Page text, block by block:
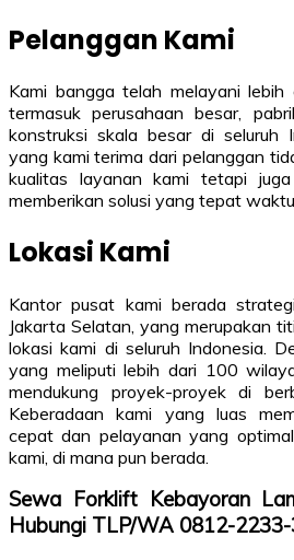
Pelanggan Kami
Kami bangga telah melayani
termasuk perusahaan besar,
konstruksi skala besar di seluruh
yang kami terima dari pelanggan
kualitas layanan kami tetapi
memberikan solusi yang tepat
Lokasi Kami
Kantor pusat kami berada
Jakarta Selatan, yang merupakan
lokasi kami di seluruh Indonesia.
yang meliputi lebih dari 100
mendukung proyek-proyek di
Keberadaan kami yang luas
cepat dan pelayanan yang
kami, di mana pun berada.
Sewa Forklift Kebayoran
Hubungi TLP/WA 0812-